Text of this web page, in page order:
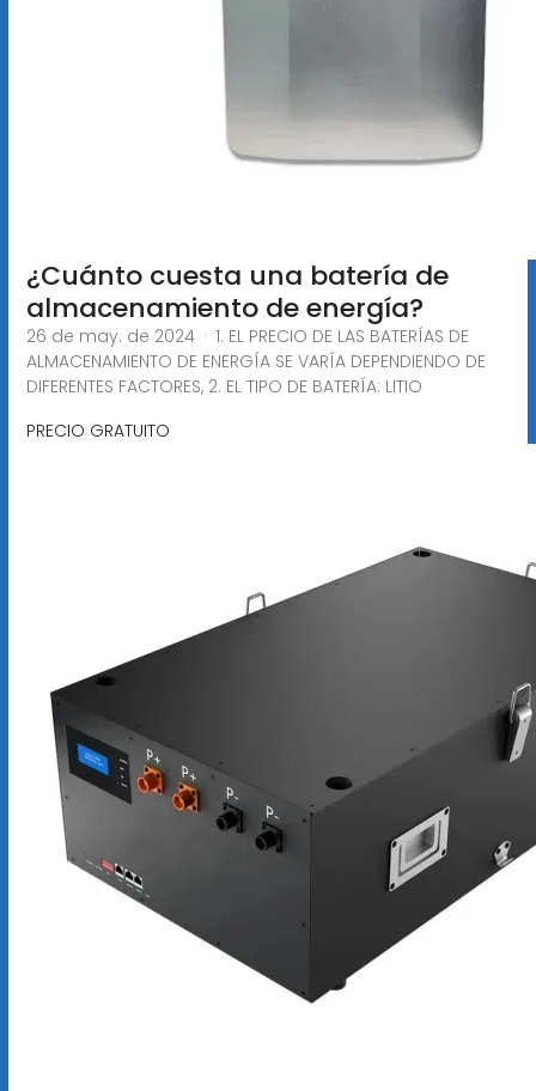
¿Cuánto cuesta una batería de
almacenamiento de energía?
26 de may. de 2024 · 1. EL PRECIO DE LAS BATERÍAS DE
ALMACENAMIENTO DE ENERGÍA SE VARÍA DEPENDIENDO DE
DIFERENTES FACTORES, 2. EL TIPO DE BATERÍA: LITIO
PRECIO GRATUITO